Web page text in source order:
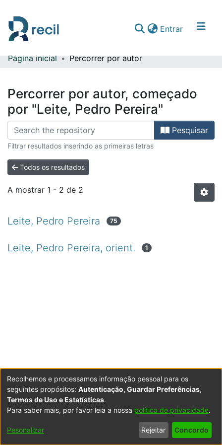
Entrar(current)
Comunidades & Coleções
Página inicial Percorrer por autor
Percorrer por autor, começado
por "Leite, Pedro Pereira"
Pesquisar
Filtrar resultados inserindo as primeiras letras
Todos os resultados
A mostrar 1 - 2 de 2
Leite, Pedro Pereira 75
Leite, Pedro Pereira, orient. 1
Powered by DSpace Copyright © 2003-2026LYRASIS
Configurações
Política de
Privacidade
Termos
de Uso
Contacte-
nos
Recolhemos e processamos informação pessoal para os
seguintes propósitos: Autenticação, Guardar Preferências,
Termos de Uso e Estatísticas.
Para saber mais, por favor leia a nossa política de privacidade.
Pesonalizar Rejeitar Concordo